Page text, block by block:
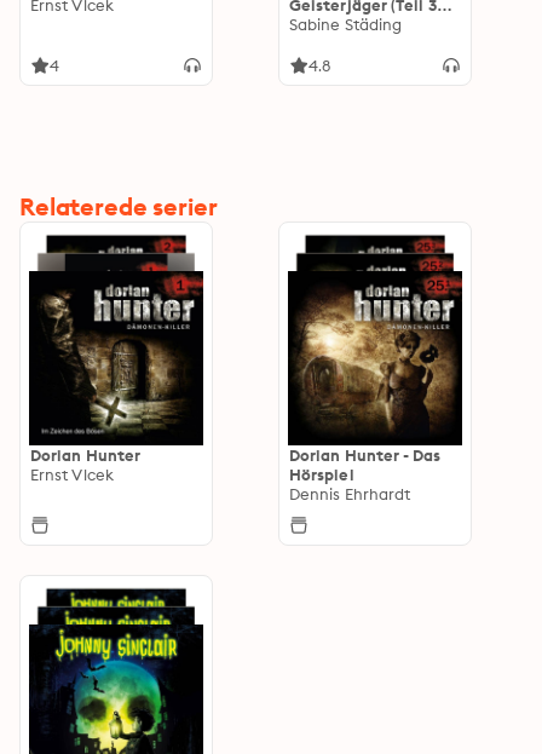
Ernst Vlcek
4
Geisterjäger (Teil 3
von 3)
Sabine Städing
4.8
Relaterede serier
Dorian Hunter
Ernst Vlcek
Dorian Hunter - Das
Hörspiel
Dennis Ehrhardt